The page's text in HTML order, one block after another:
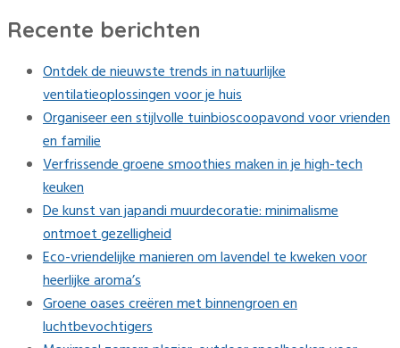
Recente berichten
Ontdek de nieuwste trends in natuurlijke
ventilatieoplossingen voor je huis
Organiseer een stijlvolle tuinbioscoopavond voor vrienden
en familie
Verfrissende groene smoothies maken in je high-tech
keuken
De kunst van japandi muurdecoratie: minimalisme
ontmoet gezelligheid
Eco-vriendelijke manieren om lavendel te kweken voor
heerlijke aroma’s
Groene oases creëren met binnengroen en
luchtbevochtigers